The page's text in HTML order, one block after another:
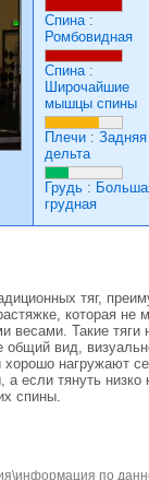
Спина:
Ромбовидная
Спина:
Широчайшие
мышцы спины
Плечи : Задняя
дельта
Грудь :
грудная
тяг,
которая не
весами. Такие тяги
вид,
хорошо нагружают
если тянуть низко
спины.
по